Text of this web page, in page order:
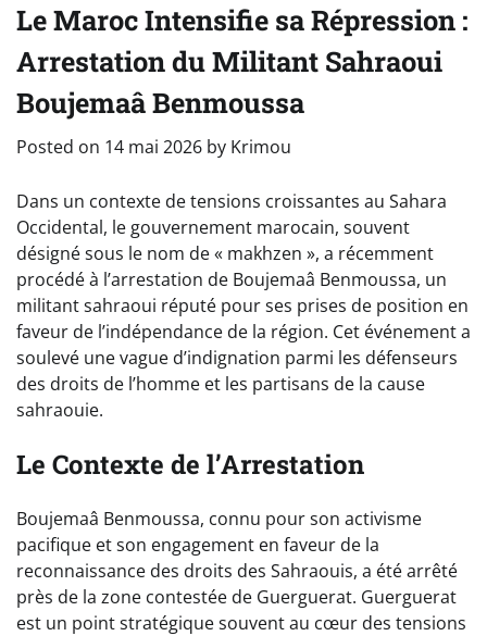
Le Maroc Intensifie sa Répression :
Arrestation du Militant Sahraoui
Boujemaâ Benmoussa
Posted on 14 mai 2026 by Krimou
Dans un contexte de tensions croissantes au Sahara
Occidental, le gouvernement marocain, souvent
désigné sous le nom de « makhzen », a récemment
procédé à l’arrestation de Boujemaâ Benmoussa, un
militant sahraoui réputé pour ses prises de position en
faveur de l’indépendance de la région. Cet événement a
soulevé une vague d’indignation parmi les défenseurs
des droits de l’homme et les partisans de la cause
sahraouie.
Le Contexte de l’Arrestation
Boujemaâ Benmoussa, connu pour son activisme
pacifique et son engagement en faveur de la
reconnaissance des droits des Sahraouis, a été arrêté
près de la zone contestée de Guerguerat. Guerguerat
est un point stratégique souvent au cœur des tensions